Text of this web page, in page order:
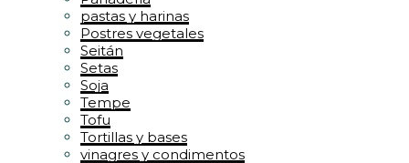
pastas y harinas
Postres vegetales
Seitán
Setas
Soja
Tempe
Tofu
Tortillas y bases
vinagres y condimentos